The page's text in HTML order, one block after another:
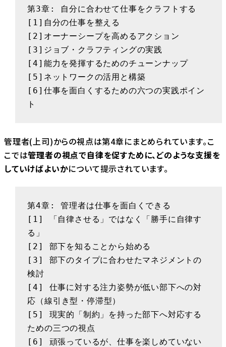
第3章: 自分に合わせて仕事をクラフトする
[1]自分の仕事を整える
[2]オーナーシープを高めるアクション
[3]ジョブ・クラフティングの実践
[4]能力を発揮するためのチューンナップ
[5]ネットワークの活用と構築
[6]仕事を面白くするための六つの実践ポイン
ト
管理者(上司)からの視点は第4章にまとめられています。こ
こでは管理者の視点で自律を促すために、どのような支援を
していけばよいかについて提示されています。
第4章: 管理者は仕事を面白くできる
[1] 「自律させる」ではなく「勝手に自律す
る」
[2] 部下を知ることから始める
[3] 部下のタイプに合わせたマネジメントの
検討
[4] 仕事に対する注力姿勢が低い部下への対
応（線引き型・停滞型）
[5] 現実的「制約」を持った部下へ対応する
ための三つの視点
[6] 頑張っているが、仕事を楽しめていない